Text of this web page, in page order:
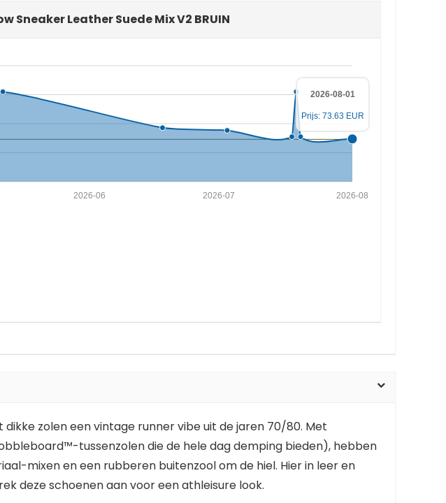
Sneaker Leather Suede Mix V2 BRUIN
2026-08
2026-07
2026-06
2026-08-01
Prijs: 73.63 EUR
zolen een vintage runner vibe uit de jaren 70/80. Met
tussenzolen die de hele dag demping bieden), hebben
mixen en een rubberen buitenzool om de hiel. Hier in leer en
deze schoenen aan voor een athleisure look.